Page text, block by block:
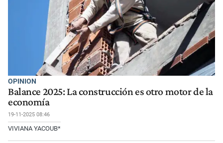
OPINION
Balance 2025: La construcción es otro motor de la
economía
19-11-2025 08:46
VIVIANA YACOUB*